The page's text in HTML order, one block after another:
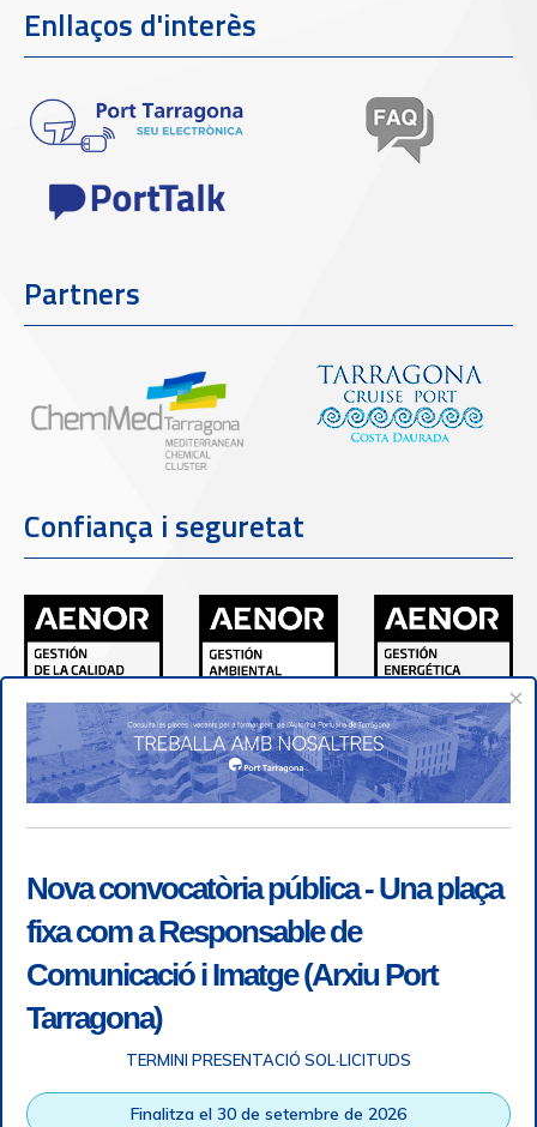
Enllaços d'interès
Partners
Confiança i seguretat
×
Nova convocatòria pública - Una plaça
fixa com a Responsable de
Comunicació i Imatge (Arxiu Port
Tarragona)
TERMINI PRESENTACIÓ SOL·LICITUDS
Finalitza el 30 de setembre de 2026